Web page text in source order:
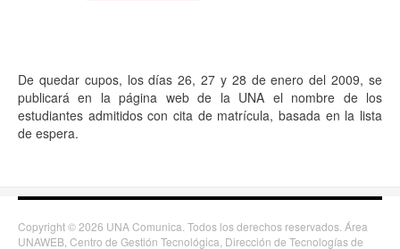
De quedar cupos, los días 26, 27 y 28 de enero del 2009, se
publicará en la página web de la UNA el nombre de los
estudiantes admitidos con cita de matrícula, basada en la lista
de espera.
Copyright © 2026 UNA Comunica. Todos los derechos reservados. Área
UNAWEB, Centro de Gestión Tecnológica, Dirección de Tecnologías de